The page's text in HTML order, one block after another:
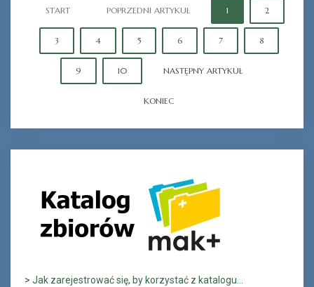
START POPRZEDNI ARTYKUŁ 1 2
3 4 5 6 7 8
9 10 NASTĘPNY ARTYKUŁ
KONIEC
> Jak zarejestrować się, by korzystać z katalogu...